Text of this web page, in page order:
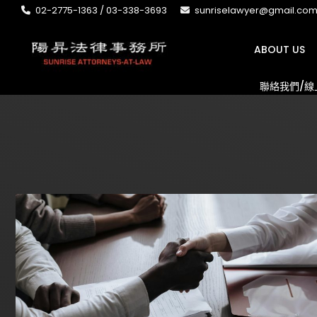
02-2775-1363 / 03-338-3693 sunriselawyer@gmail.com
ABOUT US
聯絡我們/線